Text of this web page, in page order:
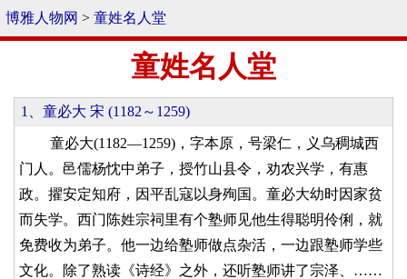
博雅人物网 > 童姓名人堂
童姓名人堂
1、童必大 宋 (1182～1259)
童必大(1182—1259)，字本原，号梁仁，义乌稠城西
门人。邑儒杨忱中弟子，授竹山县令，劝农兴学，有惠
政。擢安定知府，因平乱寇以身殉国。童必大幼时因家贫
而失学。西门陈姓宗祠里有个塾师见他生得聪明伶俐，就
免费收为弟子。他一边给塾师做点杂活，一边跟塾师学些
文化。除了熟读《诗经》之外，还听塾师讲了宗泽、……